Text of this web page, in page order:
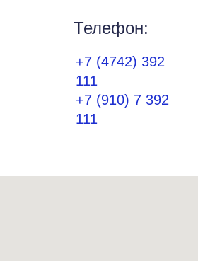
+7 (4742) 392
111
+7 (910) 7 392
111
Телефон: